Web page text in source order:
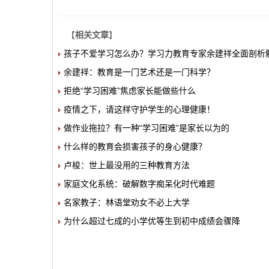
【相关文章】
孩子不爱学习怎么办？学习力教育专家余建祥全面剖析
余建祥：教育是一门艺术还是一门科学？
拒绝“学习困难”焦虑家长能做些什么
疫情之下，请这样守护学生的心理健康！
做作业拖拉？有一种“学习困难”是家长以为的
什么样的教育会损害孩子的身心健康？
卢梭：世上最没用的三种教育方法
家庭文化系统：破解数字痴呆化时代难题
名家教子：林语堂劝女不必上大学
为什么超过七成的小学优等生到初中成绩会骤降